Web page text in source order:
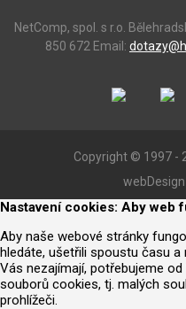
NetComp, spol. s r.o.
850 672 Email:
Copyright © 1997 -
webDesign
Nastavení cookies: Aby web
Aby naše webové stránky
hledáte, ušetřili spoustu času
Vás nezajímají, potřebujeme
souborů cookies, tj. malých
prohlížeči.